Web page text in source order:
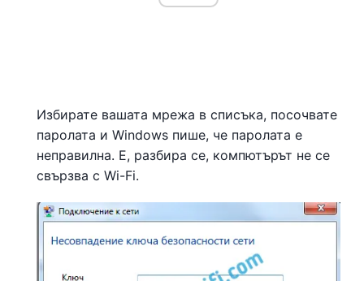
Избирате вашата мрежа в списъка, посочвате
паролата и Windows пише, че паролата е
неправилна. Е, разбира се, компютърът не се
свързва с Wi-Fi.